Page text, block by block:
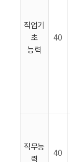
직업기
초
능력
40
직무능
력
40